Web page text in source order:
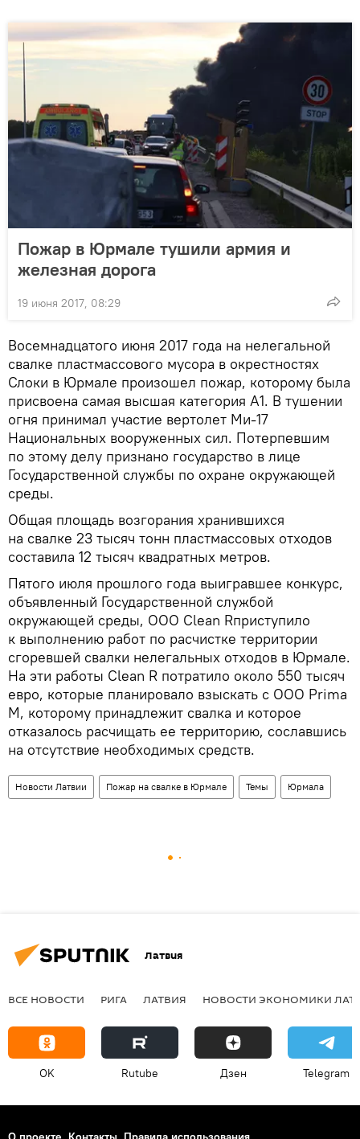
Пожар в Юрмале тушили армия и
железная дорога
19 июня 2017, 08:29
Восемнадцатого июня 2017 года на нелегальной
свалке пластмассового мусора в окрестностях
Слоки в Юрмале произошел пожар, которому была
присвоена самая высшая категория А1. В тушении
огня принимал участие вертолет Ми-17
Национальных вооруженных сил. Потерпевшим
по этому делу признано государство в лице
Государственной службы по охране окружающей
среды.
Общая площадь возгорания хранившихся
на свалке 23 тысяч тонн пластмассовых отходов
составила 12 тысяч квадратных метров.
Пятого июля прошлого года выигравшее конкурс,
объявленный Государственной службой
окружающей среды, ООО Clean Rприступило
к выполнению работ по расчистке территории
сгоревшей свалки нелегальных отходов в Юрмале.
На эти работы Clean R потратило около 550 тысяч
евро, которые планировало взыскать с ООО Prima
M, которому принадлежит свалка и которое
отказалось расчищать ее территорию, сославшись
на отсутствие необходимых средств.
Новости Латвии Пожар на свалке в Юрмале Темы Юрмала
Латвия
ВСЕ НОВОСТИ РИГА ЛАТВИЯ НОВОСТИ ЭКОНОМИКИ
OK Rutube Дзен Telegram